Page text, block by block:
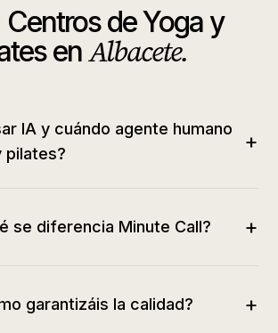
Centros de Yoga y
enAlbacete.
IA y cuándo agente humano
pilates?
+
se diferencia Minute Call? +
garantizáis la calidad? +